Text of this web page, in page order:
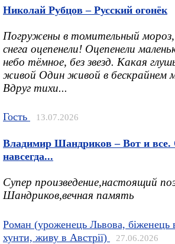
Николай Рубцов – Русский огонёк
Погружены в томительный мороз,
снега оцепенели! Оцепенели
небо тёмное, без звезд. Какая
живой Один живой в бескрайнем
Вдруг тихи...
Гость 13.07.2026
Владимир Шандриков – Вот и все.
навсегда...
Супер произведение,настоящий
Шандриков,вечная память
Роман (уроженець Львова, біженець
хунти, живу в Австрії)
27.06.2026